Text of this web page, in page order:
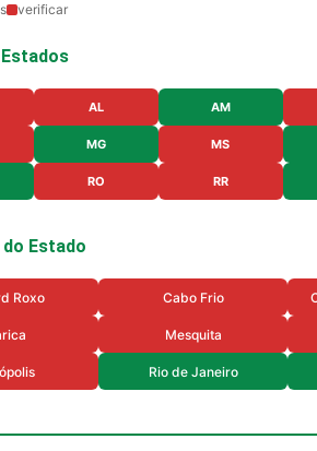
verificar
AL AM
MG MS
RO RR
Estado
Roxo Cabo Frio
Mesquita
Rio de Janeiro